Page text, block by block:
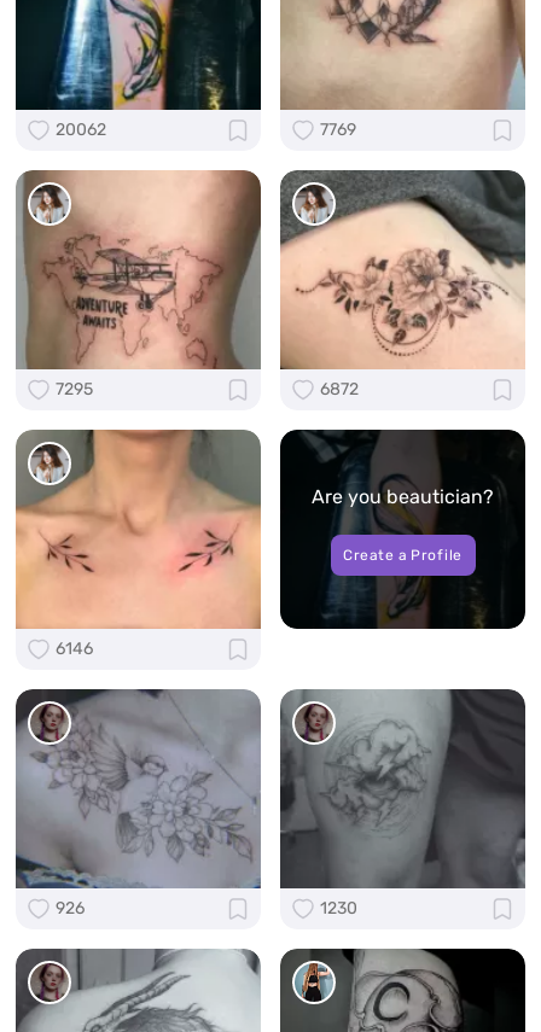
20062 7769
7295 6872
6146
Are you beautician?
Create a Profile
926 1230